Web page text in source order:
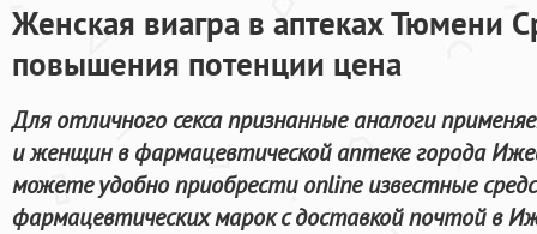
Женская виагра в аптеках Тюмени
повышения потенции цена
Для отличного секса признанные аналоги
и женщин в фармацевтической аптеке города
можете удобно приобрести online известные
фармацевтических марок с доставкой почтой в